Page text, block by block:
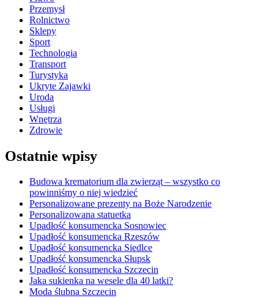
Przemysł
Rolnictwo
Sklepy
Sport
Technologia
Transport
Turystyka
Ukryte Zajawki
Uroda
Usługi
Wnętrza
Zdrowie
Ostatnie wpisy
Budowa krematorium dla zwierząt – wszystko co
powinniśmy o niej wiedzieć
Personalizowane prezenty na Boże Narodzenie
Personalizowana statuetka
Upadłość konsumencka Sosnowiec
Upadłość konsumencka Rzeszów
Upadłość konsumencka Siedlce
Upadłość konsumencka Słupsk
Upadłość konsumencka Szczecin
Jaka sukienka na wesele dla 40 latki?
Moda ślubna Szczecin